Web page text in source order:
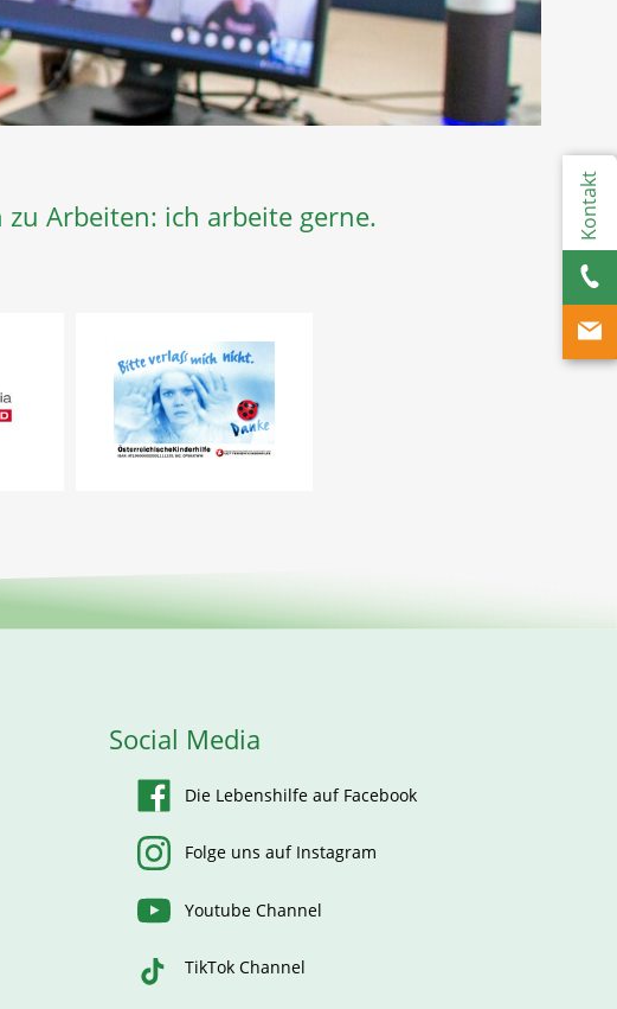
Kontakt
Arbeiten: ich arbeite gerne.
Social Media
Die Lebenshilfe auf Facebook
Folge uns auf Instagram
Youtube Channel
TikTok Channel